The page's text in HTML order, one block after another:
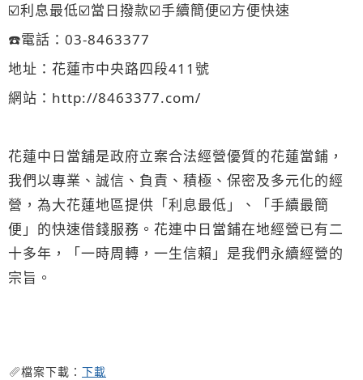
☑️利息最低☑️當日撥款☑️手續簡便☑️方便快速
☎️電話：03-8463377
地址：花蓮市中央路四段411號
網站：http://8463377.com/
花蓮中日當舖是政府立案合法經營優質的花蓮當鋪，
我們以專業、誠信、負責、積極、保密及多元化的經
營，為大花蓮地區提供「利息最低」、「手續最簡
便」的快速借錢服務。花連中日當鋪在地經營已有二
十多年，「一時周轉，一生信賴」是我們永續經營的
宗旨。
檔案下載： 下載